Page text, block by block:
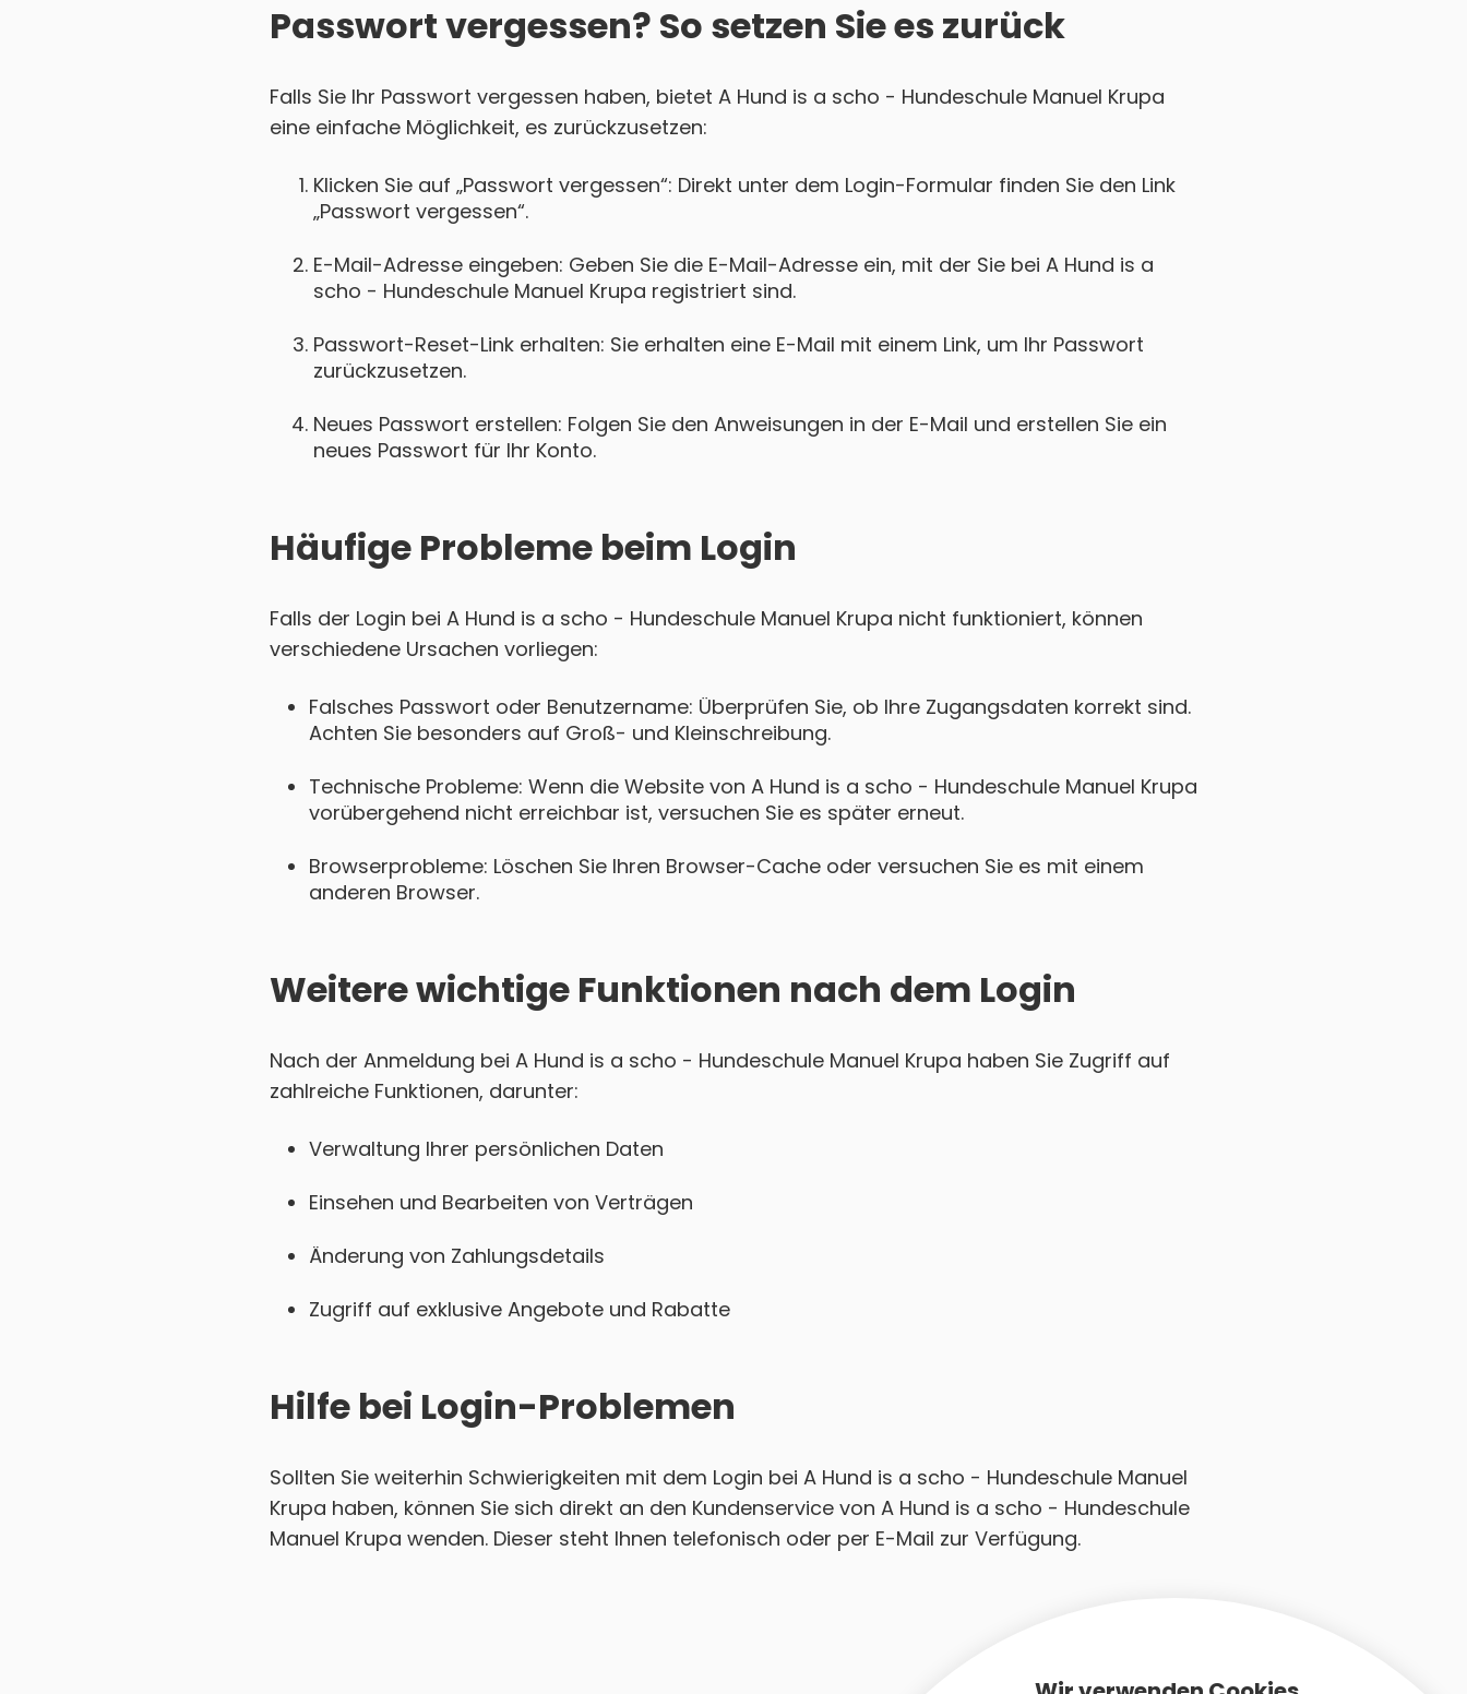
Passwort vergessen? So setzen Sie es zurück
Falls Sie Ihr Passwort vergessen haben, bietet A Hund is a scho - Hundeschule Manuel Krupa
eine einfache Möglichkeit, es zurückzusetzen:
Klicken Sie auf „Passwort vergessen“: Direkt unter dem Login-Formular finden Sie den Link
„Passwort vergessen“.
E-Mail-Adresse eingeben: Geben Sie die E-Mail-Adresse ein, mit der Sie bei A Hund is a
scho - Hundeschule Manuel Krupa registriert sind.
Passwort-Reset-Link erhalten: Sie erhalten eine E-Mail mit einem Link, um Ihr Passwort
zurückzusetzen.
Neues Passwort erstellen: Folgen Sie den Anweisungen in der E-Mail und erstellen Sie ein
neues Passwort für Ihr Konto.
Häufige Probleme beim Login
Falls der Login bei A Hund is a scho - Hundeschule Manuel Krupa nicht funktioniert, können
verschiedene Ursachen vorliegen:
Falsches Passwort oder Benutzername: Überprüfen Sie, ob Ihre Zugangsdaten korrekt sind.
Achten Sie besonders auf Groß- und Kleinschreibung.
Technische Probleme: Wenn die Website von A Hund is a scho - Hundeschule Manuel Krupa
vorübergehend nicht erreichbar ist, versuchen Sie es später erneut.
Browserprobleme: Löschen Sie Ihren Browser-Cache oder versuchen Sie es mit einem
anderen Browser.
Weitere wichtige Funktionen nach dem Login
Nach der Anmeldung bei A Hund is a scho - Hundeschule Manuel Krupa haben Sie Zugriff auf
zahlreiche Funktionen, darunter:
Verwaltung Ihrer persönlichen Daten
Einsehen und Bearbeiten von Verträgen
Änderung von Zahlungsdetails
Zugriff auf exklusive Angebote und Rabatte
Hilfe bei Login-Problemen
Sollten Sie weiterhin Schwierigkeiten mit dem Login bei A Hund is a scho - Hundeschule Manuel
Krupa haben, können Sie sich direkt an den Kundenservice von A Hund is a scho - Hundeschule
Manuel Krupa wenden. Dieser steht Ihnen telefonisch oder per E-Mail zur Verfügung.